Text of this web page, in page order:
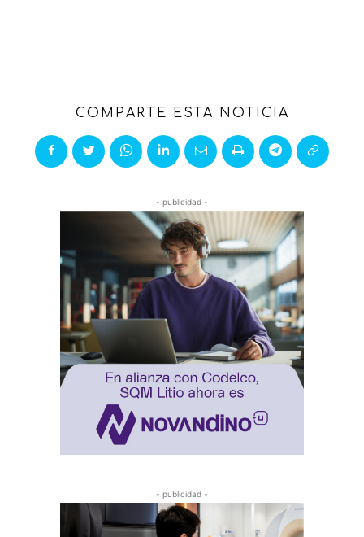
COMPARTE ESTA NOTICIA
- publicidad -
- publicidad -